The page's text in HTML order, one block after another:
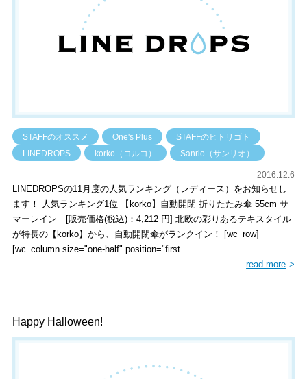
STAFFのオススメ One's Plus
STAFFのヒトリゴト
LINEDROPS
korko（コルコ） Sanrio（サンリオ）
2016.12.6
LINEDROPSの11月度の人気ランキング（レディース）をお知らせし
ます！ 人気ランキング1位 【korko】自動開閉 折りたたみ傘 55cm サ
マーレイン [販売価格(税込)：4,212 円] 北欧の彩りあるテキスタイル
が特長の【korko】から、自動開閉傘がランクイン！ [wc_row]
[wc_column size="one-half" position="first…
read more
Happy Halloween!